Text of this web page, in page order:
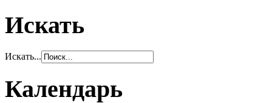
Искать
Искать...
Календарь